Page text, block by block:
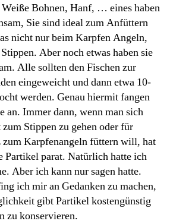
Bohnen, Hanf, … eines haben
Sie sind ideal zum Anfüttern
nicht nur beim Karpfen Angeln,
Aber noch etwas haben sie
Alle sollten den Fischen zur
eingeweicht und dann etwa 10-
werden. Genau hiermit fangen
an. Immer dann, wenn man sich
Stippen zu gehen oder für
zum Karpfenangeln füttern will, hat
Partikel parat. Natürlich hatte ich
Aber ich kann nur sagen hatte.
ich mir an Gedanken zu machen,
gibt Partikel kostengünstig
zu konservieren.